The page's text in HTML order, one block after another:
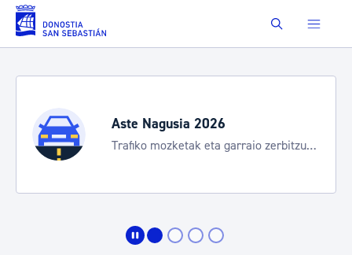
Eduki nagusira joan Buscar
Aste Nagusia 2026
Trafiko mozketak eta garraio zerbitzu